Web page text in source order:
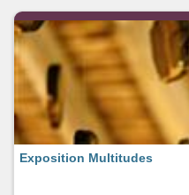
Exposition Multitudes